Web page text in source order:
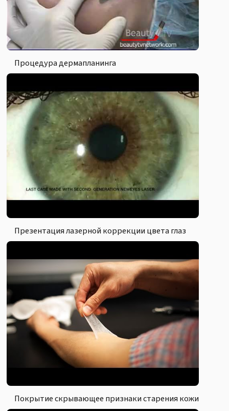
Процедура дермапланинга
Презентация лазерной коррекции цвета глаз
Покрытие скрывающее признаки старения кожи